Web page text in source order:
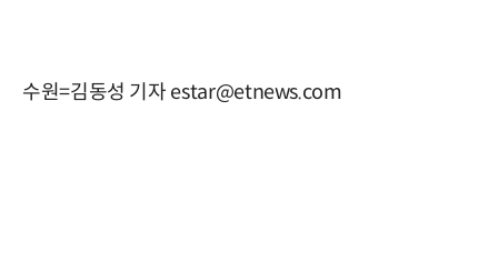
수원=김동성 기자 estar@etnews.com